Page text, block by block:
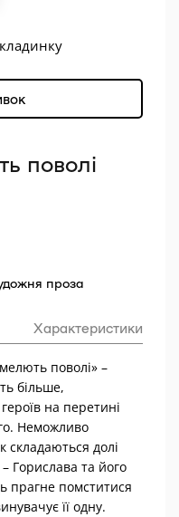
поволі
проза
Характеристики
поволі» –
більше,
на перетині
Неможливо
складаються долі
Горислава та його
прагне помститися
її одну.